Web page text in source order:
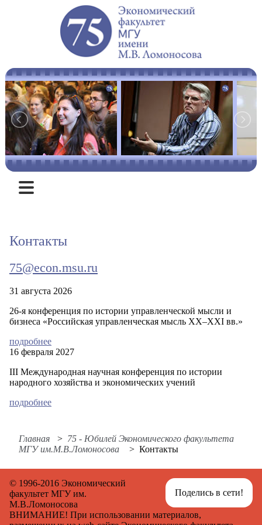
СОБЫТИЯ
НОВОСТИ
КОНКУРСЫ
СПОНСОРЫ
КОНТАКТЫ
Контакты
75@econ.msu.ru
31 августа 2026
26-я конференция по истории управленческой мысли и
бизнеса «Российская управленческая мысль XX–XXI вв.»
подробнее
16 февраля 2027
III Международная научная конференция по истории
народного хозяйства и экономических учений
подробнее
Главная
75 - Юбилей Экономического факультета
МГУ им.М.В.Ломоносова
Контакты
Поделись в сети!
© 1996-2016 Экономический
факультет МГУ им.
М.В.Ломоносова
ВНИМАНИЕ! При использовании материалов,